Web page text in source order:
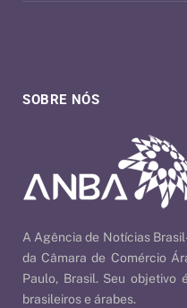
SOBRE NÓS
A Agência de Notícias
da Câmara de Comércio
Paulo, Brasil. Seu objetivo
brasileiros e árabes.